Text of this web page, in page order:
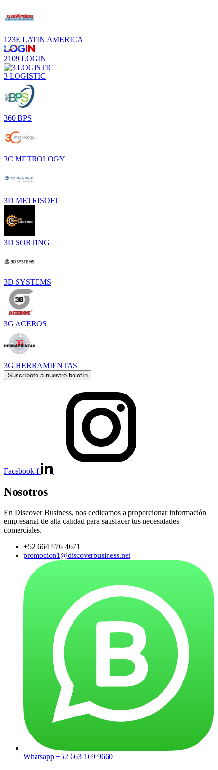
123E LATIN AMERICA
2109 LOGIN
3 LOGISTIC
360 BPS
3C METROLOGY
3D METRISOFT
3D SORTING
3D SYSTEMS
3G ACEROS
3G HERRAMIENTAS
Suscríbete a nuestro boletín
Facebook-f
Nosotros
En Discover Business, nos dedicamos a proporcionar información
empresarial de alta calidad para satisfacer tus necesidades
comerciales.
+52 664 976 4671
promocion1@discoverbusiness.net
Whatsapp +52 663 169 9660